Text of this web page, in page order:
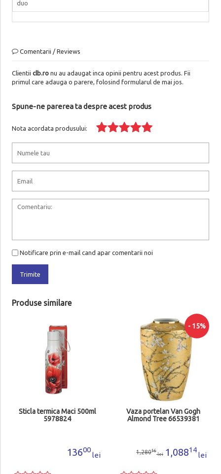
duo
Comentarii / Reviews
Clientii clb.ronu au adaugat inca opinii pentru acest produs. Fii
primul care adauga o parere, folosind formularul de mai jos.
Spune-ne parerea ta despre acest produs
Nota acordata produsului:
Notificare prin e-mail cand apar comentarii noi
Trimite
Produse similare
Sticla termica Maci 500ml
5978824
13600
lei
- 15%
Vaza portelan Van Gogh
Almond Tree 66539381
1,28016
lei 1,08814
lei